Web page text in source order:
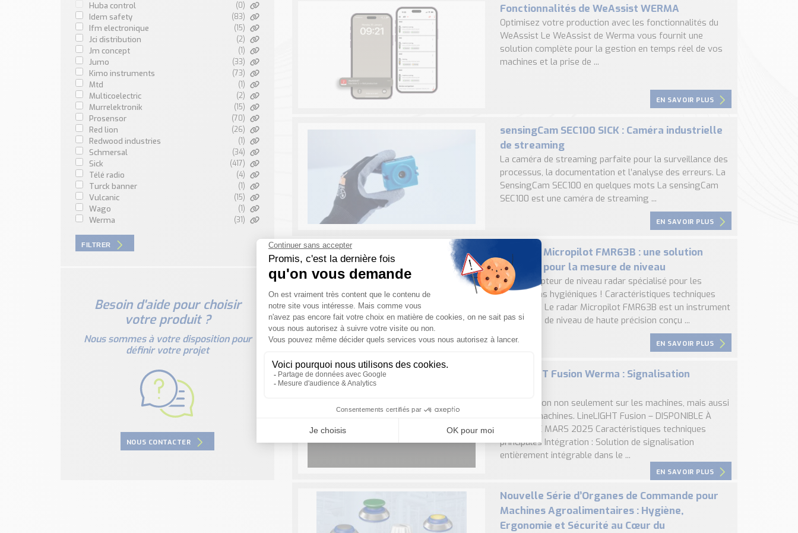
huba control (0)
idem safety (83)
ifm electronique (15)
jci distribution (2)
jm concept (1)
jumo (33)
kimo instruments (73)
mtd (1)
multicoelectric (2)
murrelektronik (15)
prosensor (70)
red lion (26)
redwood industries (1)
schmersal (34)
sick (417)
télé radio (4)
turck banner (1)
vulcanic (15)
wago (1)
werma (31)
FILTRER
Besoin d'aide pour choisir
votre produit ?
Nous sommes à votre disposition pour
définir votre projet
NOUS CONTACTER
Fonctionnalités de WeAssist WERMA
Optimisez votre production avec les fonctionnalités du
WeAssist Le WeAssist de Werma vous fournit une
solution complète pour la gestion en temps réel de vos
machines et la prise de ...
EN SAVOIR PLUS
sensingCam SEC100 SICK : Caméra industrielle
de streaming
La caméra de streaming parfaite pour la surveillance des
processus, la documentation et l’analyse des erreurs. La
SensingCam SEC100 en quelques mots La sensingCam
SEC100 est une caméra de streaming ...
EN SAVOIR PLUS
Le radar Micropilot FMR63B : une solution
avancée pour la mesure de niveau
C’est le capteur de niveau radar spécialisé pour les
applications hygiéniques ! Caractéristiques techniques
principales Le radar Micropilot FMR63B est un instrument
de mesure de niveau de haute précision conçu ...
EN SAVOIR PLUS
LineLIGHT Fusion Werma : Signalisation
Signalisation non seulement sur les machines, mais aussi
dans les machines. LineLIGHT Fusion – DISPONIBLE À
PARTIR DE MARS 2025 Caractéristiques techniques
principales Intégration : Solution de signalisation
entièrement intégrable dans le ...
EN SAVOIR PLUS
Nouvelle Série d’Organes de Commande pour
Machines Agroalimentaires : Hygiène,
Ergonomie et Sécurité au Cœur du